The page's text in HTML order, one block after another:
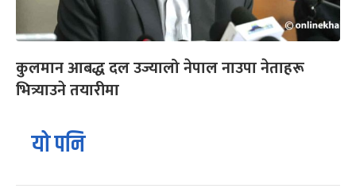
कुलमान आबद्ध दल उज्यालो नेपाल नाउपा नेताहरू
भित्र्याउने तयारीमा
यो पनि